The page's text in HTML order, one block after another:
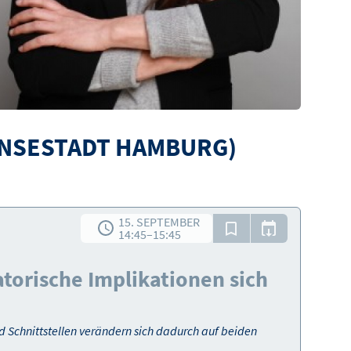
HAMBURG)
15. SEPTEMBER
14:45–15:45
Implikationen sich
Schnittstellen verändern sich dadurch auf beiden